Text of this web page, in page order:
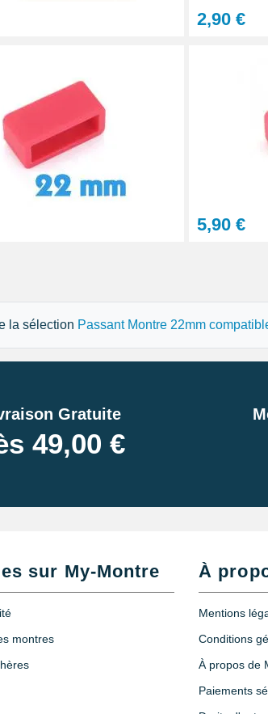
2,90 €
5,90 €
la sélection Passant Montre 22mm
Gratuite
49,00 €
sur My-Montre
montres
À
Mentions
Conditions
À propos de
Paiements